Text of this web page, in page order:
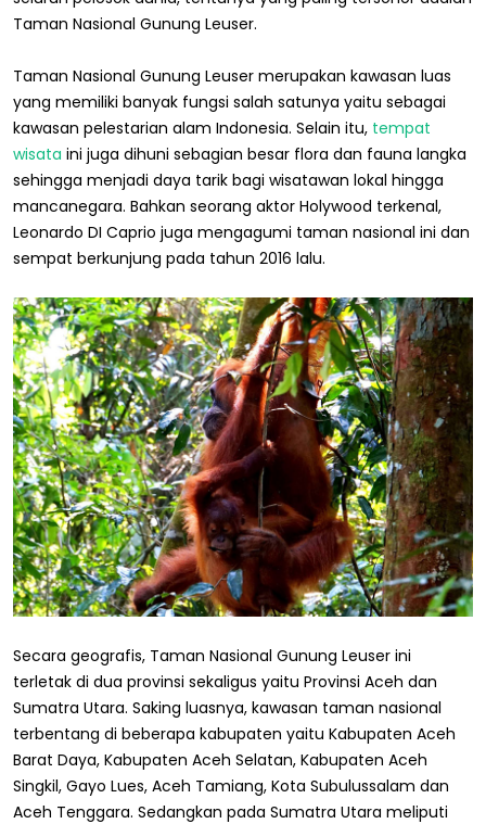
Taman Nasional Gunung Leuser.
Taman Nasional Gunung Leuser merupakan kawasan luas
yang memiliki banyak fungsi salah satunya yaitu sebagai
kawasan pelestarian alam Indonesia. Selain itu, tempat
wisata ini juga dihuni sebagian besar flora dan fauna langka
sehingga menjadi daya tarik bagi wisatawan lokal hingga
mancanegara. Bahkan seorang aktor Holywood terkenal,
Leonardo DI Caprio juga mengagumi taman nasional ini dan
sempat berkunjung pada tahun 2016 lalu.
Secara geografis, Taman Nasional Gunung Leuser ini
terletak di dua provinsi sekaligus yaitu Provinsi Aceh dan
Sumatra Utara. Saking luasnya, kawasan taman nasional
terbentang di beberapa kabupaten yaitu Kabupaten Aceh
Barat Daya, Kabupaten Aceh Selatan, Kabupaten Aceh
Singkil, Gayo Lues, Aceh Tamiang, Kota Subulussalam dan
Aceh Tenggara. Sedangkan pada Sumatra Utara meliputi